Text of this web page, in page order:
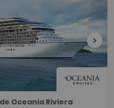
chevron_right
Oceania Riviera